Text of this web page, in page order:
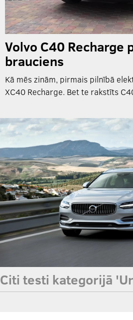
Volvo C40 Recharge
brauciens
Kā mēs zinām, pirmais pilnībā
XC40 Recharge. Bet te rakstīts
Citi testi kategorijā